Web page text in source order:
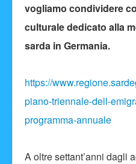
vogliamo condividere
culturale dedicato alla
sarda in Germania.
https://
piano-triennale-dell-
programma-annuale
A oltre settant’anni dagli